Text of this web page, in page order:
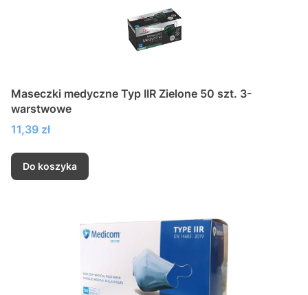
Maseczki medyczne Typ IIR Zielone 50 szt. 3-
warstwowe
Cena
11,39 zł
Do koszyka